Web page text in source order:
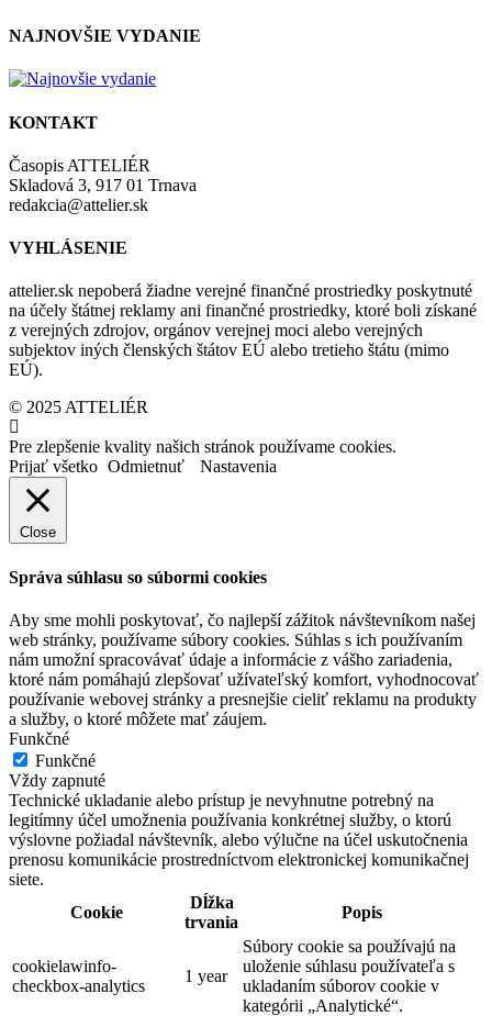
NAJNOVŠIE VYDANIE
KONTAKT
Časopis ATTELIÉR
Skladová 3, 917 01 Trnava
redakcia@attelier.sk
VYHLÁSENIE
attelier.sk nepoberá žiadne verejné finančné prostriedky poskytnuté
na účely štátnej reklamy ani finančné prostriedky, ktoré boli získané
z verejných zdrojov, orgánov verejnej moci alebo verejných
subjektov iných členských štátov EÚ alebo tretieho štátu (mimo
EÚ).
© 2025 ATTELIÉR
Pre zlepšenie kvality našich stránok používame cookies.
Prijať všetko Odmietnuť Nastavenia
Close
Správa súhlasu so súbormi cookies
Aby sme mohli poskytovať, čo najlepší zážitok návštevníkom našej
web stránky, používame súbory cookies. Súhlas s ich používaním
nám umožní spracovávať údaje a informácie z vášho zariadenia,
ktoré nám pomáhajú zlepšovať užívateľský komfort, vyhodnocovať
používanie webovej stránky a presnejšie cieliť reklamu na produkty
a služby, o ktoré môžete mať záujem.
Funkčné
Funkčné
Vždy zapnuté
Technické ukladanie alebo prístup je nevyhnutne potrebný na
legitímny účel umožnenia používania konkrétnej služby, o ktorú
výslovne požiadal návštevník, alebo výlučne na účel uskutočnenia
prenosu komunikácie prostredníctvom elektronickej komunikačnej
siete.
Cookie
Dĺžka
trvania
Popis
cookielawinfo-
checkbox-analytics
1 year
Súbory cookie sa používajú na
uloženie súhlasu používateľa s
ukladaním súborov cookie v
kategórii „Analytické“.